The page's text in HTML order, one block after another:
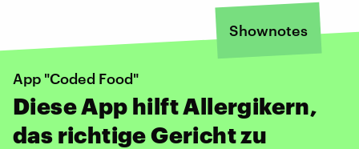
Shownotes
App "Coded Food"
Diese App hilft Allergikern,
das richtige Gericht zu